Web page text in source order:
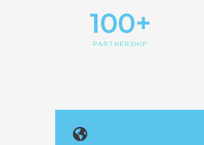
PARTNERSHIP
100+